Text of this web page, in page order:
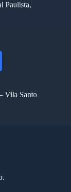
Paulista,
Vila Santo